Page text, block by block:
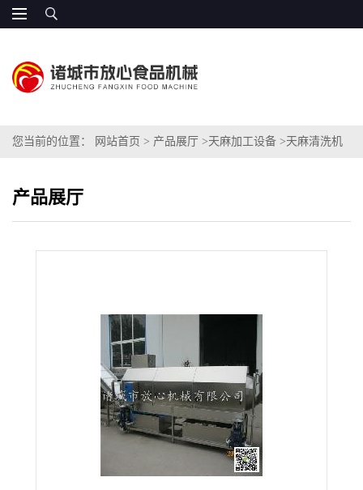
您当前的位置： 网站首页 > 产品展厅 >天麻加工设备 >天麻清洗机
产品展厅